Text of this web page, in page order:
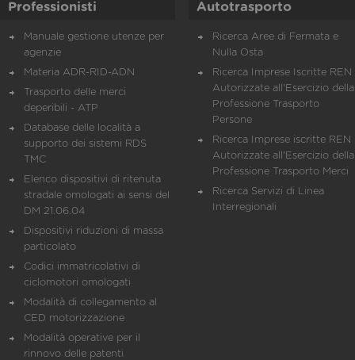
Professionisti
Manuale gestione utenze per
agenzie
Materia ADR-RID-ADN
Trasporto delle merci
deperibili - ATP
Database delle località a
supporto dei sistemi RDS
TMC
Elenco dispositivi di ritenuta
stradale omologati ai sensi del
DM 21.06.04
Dispositivi riduzioni di massa
particolato
Codici immatricolativi di
ciclomotori omologati
Modalità di collegamento al
CED motorizzazione
Modalità operative per il
rinnovo delle patenti
Autotrasporto
Ricerca Aree di Fermata e
Nulla Osta
Ricerca Imprese Iscritte REN
Autorizzate all'Esercizio della
Professione Trasporto
Persone
Ricerca Imprese iscritte REN
Autorizzate all'Esercizio della
Professione Trasporto Merci
Ricerca Servizi di Linea
Interregionali